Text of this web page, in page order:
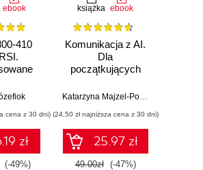
ebook
410
cena z 30 dni)
zł
(-49%)
książka ebook
Komunikacja z AI.
Dla
początkujących
Katarzyna Majzel-Pośpiech
(24,50 zł najniższa cena z 30 dni)
25.97 zł
49.00zł (-47%)